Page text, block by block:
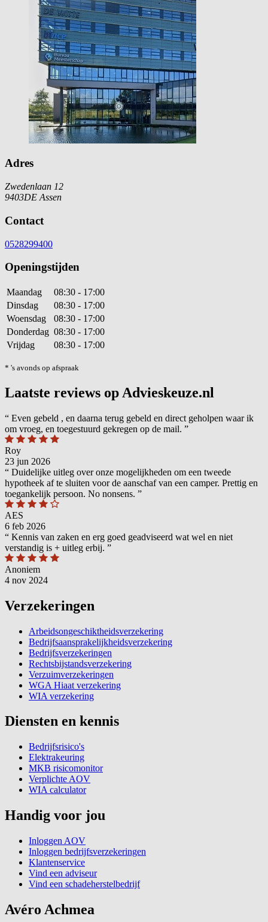
Adres
Zwedenlaan 12
9403DE Assen
Contact
0528299400
Openingstijden
Maandag
08:30 - 17:00
Dinsdag
08:30 - 17:00
Woensdag
08:30 - 17:00
Donderdag 08:30 - 17:00
Vrijdag
08:30 - 17:00
* 's avonds op afspraak
Laatste reviews op Advieskeuze.nl
“ Even gebeld , en daarna terug gebeld en direct geholpen waar ik
om vroeg, en toegestuurd gekregen op de mail. ”
Roy
23 jun 2026
“ Duidelijke uitleg over onze mogelijkheden om een tweede
hypotheek af te sluiten voor de aanschaf van een camper. Prettig en
toegankelijk persoon. No nonsens. ”
AES
6 feb 2026
“ Kennis van zaken en erg goed geadviseerd wat wel en niet
verstandig is + uitleg erbij. ”
Anoniem
4 nov 2024
Verzekeringen
Arbeidsongeschiktheidsverzekering
Bedrijfsaansprakelijkheidsverzekering
Bedrijfsverzekeringen
Rechtsbijstandsverzekering
Verzuimverzekeringen
WGA Hiaat verzekering
WIA verzekering
Diensten en kennis
Bedrijfsrisico's
Elektrakeuring
MKB risicomonitor
Verplichte AOV
WIA calculator
Handig voor jou
Inloggen AOV
Inloggen bedrijfsverzekeringen
Klantenservice
Vind een adviseur
Vind een schadeherstelbedrijf
Avéro Achmea